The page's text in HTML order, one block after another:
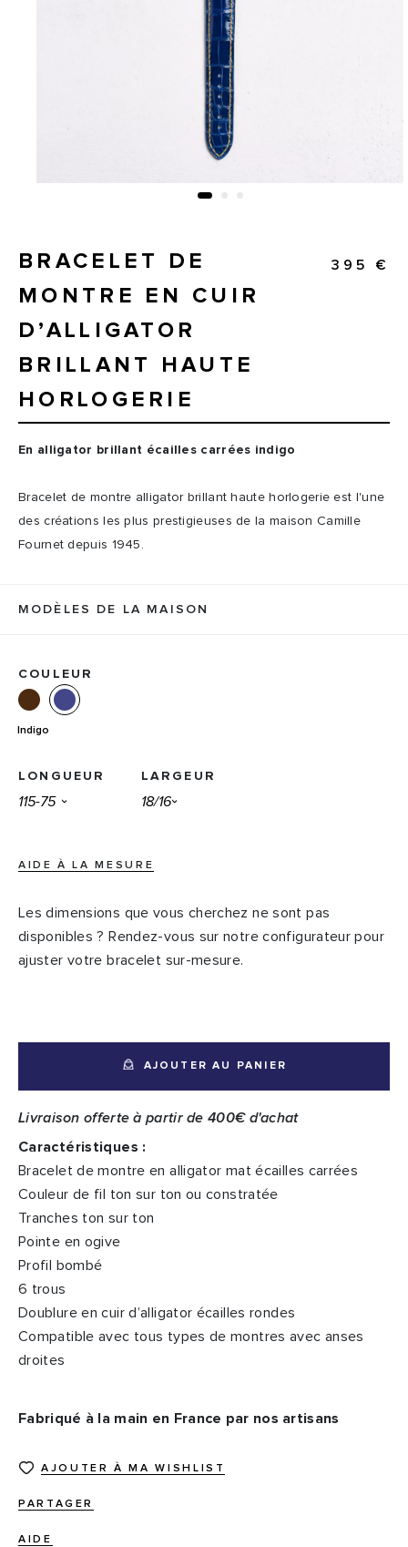
BRACELET DE
MONTRE EN CUIR
D’ALLIGATOR
BRILLANT HAUTE
HORLOGERIE
395 €
En alligator brillant écailles carrées indigo
Bracelet de montre alligator brillant haute horlogerie est l'une
des créations les plus prestigieuses de la maison Camille
Fournet depuis 1945.
MODÈLES DE LA MAISON
COULEUR
Indigo
LONGUEUR LARGEUR
AIDE À LA MESURE
Les dimensions que vous cherchez ne sont pas
disponibles ? Rendez-vous sur notre configurateur pour
ajuster votre bracelet sur-mesure.
AJOUTER AU PANIER
Livraison offerte à partir de 400€ d'achat
Caractéristiques :
Bracelet de montre en alligator mat écailles carrées
Couleur de fil ton sur ton ou constratée
Tranches ton sur ton
Pointe en ogive
Profil bombé
6 trous
Doublure en cuir d’alligator écailles rondes
Compatible avec tous types de montres avec anses
droites
Fabriqué à la main en France par nos artisans
AJOUTER À MA WISHLIST
PARTAGER
AIDE